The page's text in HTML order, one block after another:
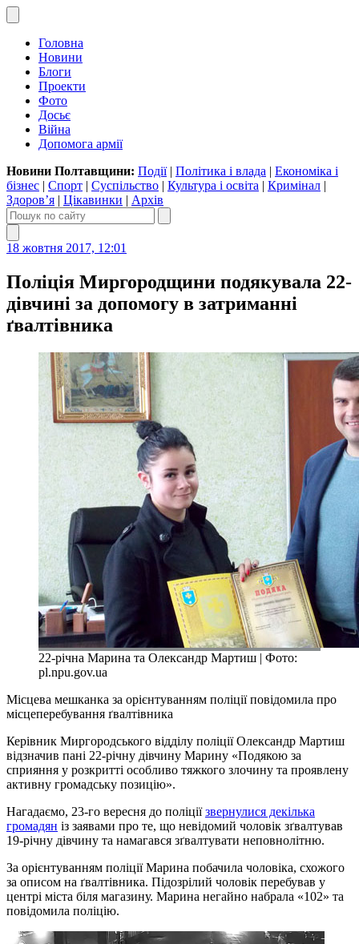
Головна
Новини
Блоги
Проекти
Фото
Досьє
Війна
Допомога армії
Новини Полтавщини: Події| Політика і влада | Економіка і
бізнес | Спорт | Суспільство | Культура і освіта | Кримінал |
Здоров’я | Цікавинки | Архів
18 жовтня 2017, 12:01
Поліція Миргородщини подякувала 22-
дівчині за допомогу в затриманні
ґвалтівника
22-річна Марина та Олександр Мартиш | Фото:
pl.npu.gov.ua
Місцева мешканка за орієнтуванням поліції повідомила про
місцеперебування ґвалтівника
Керівник Миргородського відділу поліції Олександр Мартиш
відзначив пані 22-річну дівчину Марину «Подякою за
сприяння у розкритті особливо тяжкого злочину та проявлену
активну громадську позицію».
Нагадаємо, 23-го вересня до поліціїзвернулися декілька
громадян із заявами про те, що невідомий чоловік зґвалтував
19-річну дівчину та намагався зґвалтувати неповнолітню.
За орієнтуванням поліції Марина побачила чоловіка, схожого
за описом на ґвалтівника. Підозрілий чоловік перебував у
центрі міста біля магазину. Марина негайно набрала «102» та
повідомила поліцію.